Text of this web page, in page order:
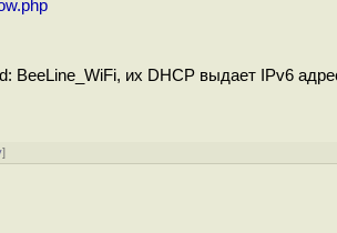
BeeLine_WiFi, их DHCP выдает IPv6
]